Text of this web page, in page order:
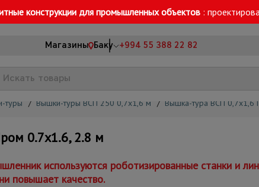
конструкции для промышленных объектов :
Магазины Баку +994 55 388 22 82
туры / Вышки-туры ВСП 250 0,7x1,6 м / Вышка-тура ВСП
0.7х1.6, 2.8 м
используются роботизированные станки и
повышает качество.